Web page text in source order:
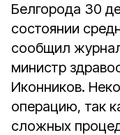
Белгорода 30
состоянии
сообщил
министр
Иконников.
операцию, так
сложных